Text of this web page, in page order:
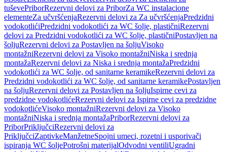
tuševePriborRezervni delovi za PriborZa WC instalacione
elementeZa učvršćenjaRezervni delovi za Za učvršćenjaPredzidni
vodokotlićiPredzidni vodokotlići za WC šolje, plastičniRezervni
delovi za Predzidni vodokotlići za WC šolje, plastičniPostavljen na
šoljuRezervni delovi za Postavljen na šoljuVisoko
montažniRezervni delovi za Visoko montažniNiska i srednja
montažaRezervni delovi za Niska i srednja montažaPredzidni
vodokotlići za WC šolje, od sanitarne keramikeRezervni delovi za
Predzidni vodokotlići za WC šolje, od sanitarne keramikePostavljen
na šoljuRezervni delovi za Postavljen na šoljuIspirne cevi za
predzidne vodokotlićeRezervni delovi za Ispirne cevi za predzidne
vodokotlićeVisoko montažniRezervni delovi za Visoko
montažniNiska i srednja montažaPriborRezervni delovi za
PriborPriključciRezervni delovi za
PriključciZaptivkeManžetneSpojni umeci, rozetni i usporivači
ispiranja WC šoljePotrošni materijalOdvodni ventiliUgradni